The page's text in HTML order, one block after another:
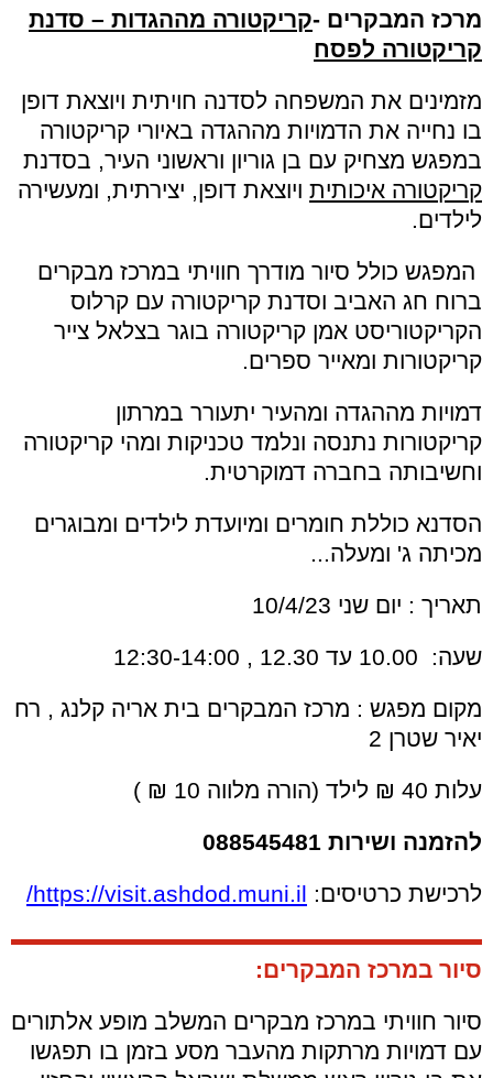
מרכז המבקרים -קריקטורה מההגדות – סדנת
קריקטורה לפסח
מזמינים את המשפחה לסדנה חויתית ויוצאת דופן
בו נחייה את הדמויות מההגדה באיורי קריקטורה
במפגש מצחיק עם בן גוריון וראשוני העיר, בסדנת
קריקטורה איכותית ויוצאת דופן, יצירתית, ומעשירה
לילדים.
המפגש כולל סיור מודרך חוויתי במרכז מבקרים
ברוח חג האביב וסדנת קריקטורה עם קרלוס
הקריקטוריסט אמן קריקטורה בוגר בצלאל צייר
קריקטורות ומאייר ספרים.
דמויות מההגדה ומהעיר יתעורר במרתון
קריקטורות נתנסה ונלמד טכניקות ומהי קריקטורה
וחשיבותה בחברה דמוקרטית.
הסדנא כוללת חומרים ומיועדת לילדים ומבוגרים
מכיתה ג' ומעלה...
תאריך : יום שני 10/4/23
שעה: 10.00 עד 12.30 , 12:30-14:00
מקום מפגש : מרכז המבקרים בית אריה קלנג , רח
יאיר שטרן 2
עלות 40 ₪ לילד (הורה מלווה 10 ₪ )
להזמנה ושירות 088545481
לרכישת כרטיסים: https://visit.ashdod.muni.il/
סיור במרכז המבקרים:
סיור חוויתי במרכז מבקרים המשלב מופע אלתורים
עם דמויות מרתקות מהעבר מסע בזמן בו תפגשו